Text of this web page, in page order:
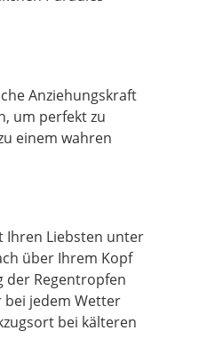
Anziehungskraft
um perfekt zu
einem wahren
Ihren Liebsten unter
über Ihrem Kopf
der Regentropfen
bei jedem Wetter
bei kälteren